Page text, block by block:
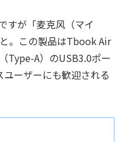
すが「麦克风（マイ
。この製品はTbook Air
Type-A）のUSB3.0ポー
ユーザーにも歓迎される